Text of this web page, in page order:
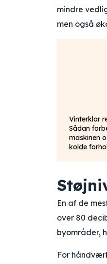
mindre
men også
Vinterklar
Sådan
maskinen
kolde
En af de
over 80
byområder,
For